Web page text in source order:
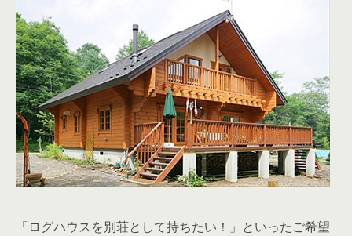
「ログハウスを別荘として持ちたい！」といったご希望